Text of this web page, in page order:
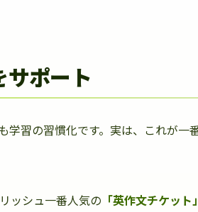
サポート
学習の習慣化です。実は、これが一
ッシュ一番人気の 「英作文チケット